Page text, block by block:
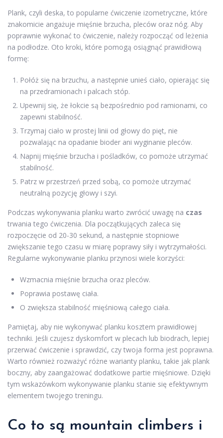
Plank, czyli deska, to popularne ćwiczenie izometryczne, które
znakomicie angażuje mięśnie brzucha, pleców oraz nóg. Aby
poprawnie wykonać to ćwiczenie, należy rozpocząć od leżenia
na podłodze. Oto kroki, które pomogą osiągnąć prawidłową
formę:
Połóż się na brzuchu, a następnie unieś ciało, opierając się
na przedramionach i palcach stóp.
Upewnij się, że łokcie są bezpośrednio pod ramionami, co
zapewni stabilność.
Trzymaj ciało w prostej linii od głowy do pięt, nie
pozwalając na opadanie bioder ani wyginanie pleców.
Napnij mięśnie brzucha i pośladków, co pomoże utrzymać
stabilność.
Patrz w przestrzeń przed sobą, co pomoże utrzymać
neutralną pozycję głowy i szyi.
Podczas wykonywania planku warto zwrócić uwagę na czas
trwania tego ćwiczenia. Dla początkujących zaleca się
rozpoczęcie od 20-30 sekund, a następnie stopniowe
zwiększanie tego czasu w miarę poprawy siły i wytrzymałości.
Regularne wykonywanie planku przynosi wiele korzyści:
Wzmacnia mięśnie brzucha oraz pleców.
Poprawia postawę ciała.
O zwiększa stabilność mięśniową całego ciała.
Pamiętaj, aby nie wykonywać planku kosztem prawidłowej
techniki. Jeśli czujesz dyskomfort w plecach lub biodrach, lepiej
przerwać ćwiczenie i sprawdzić, czy twoja forma jest poprawna.
Warto również rozważyć różne warianty planku, takie jak plank
boczny, aby zaangażować dodatkowe partie mięśniowe. Dzięki
tym wskazówkom wykonywanie planku stanie się efektywnym
elementem twojego treningu.
Co to są mountain climbers i